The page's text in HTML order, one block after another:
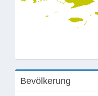
Bevölkerung